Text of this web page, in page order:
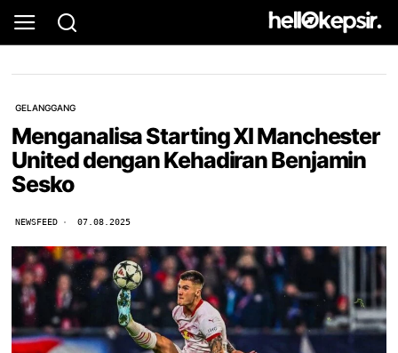
GELANGGANG
Menganalisa Starting XI Manchester
United dengan Kehadiran Benjamin
Sesko
NEWSFEED 07.08.2025